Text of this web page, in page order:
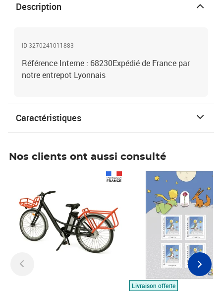
Description
ID 3270241011883
Référence Interne : 68230Expédié de France par
notre entrepot Lyonnais
Caractéristiques
Nos clients ont aussi consulté
Livraison offerte
Prix 7,50€